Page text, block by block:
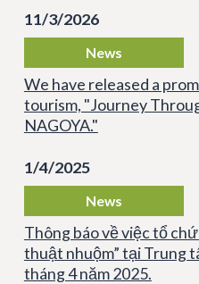
11/3/2026
News
We have released a
tourism, "Journey
NAGOYA."
1/4/2025
News
Thông báo về việc tổ
thuật nhuộm” tại Trung
tháng 4 năm 2025.